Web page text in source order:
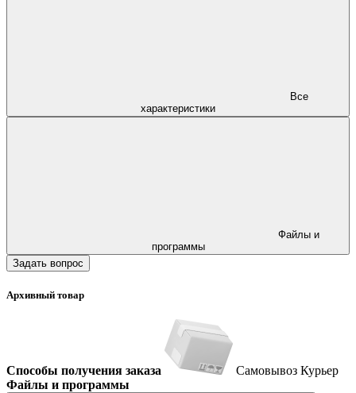
характеристики
программы
Задать вопрос
Архивный товар
Способы получения заказа Самовывоз Курьер
Файлы и программы